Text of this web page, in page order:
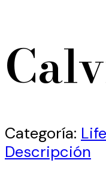
Categoría:
Descripción